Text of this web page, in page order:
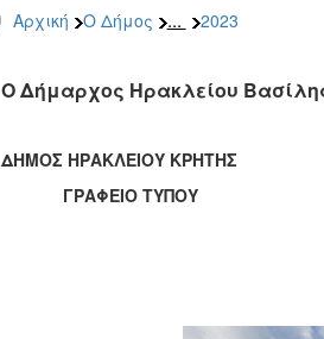
Αρχική Ο Δήμος ... 2023
Ο Δήμαρχος Ηρακλείου
ΔΗΜΟΣ ΗΡΑΚΛΕΙΟΥ ΚΡΗΤΗΣ
ΓΡΑΦΕΙΟ ΤΥΠΟΥ